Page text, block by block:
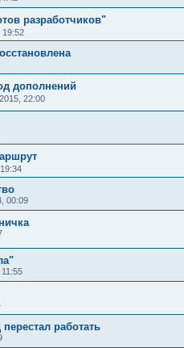
разработчиков"
19:52
дополнений
22:00
00:09
работать